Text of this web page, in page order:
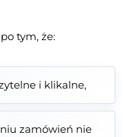
tym, że:
i klikalne,
zamówień nie